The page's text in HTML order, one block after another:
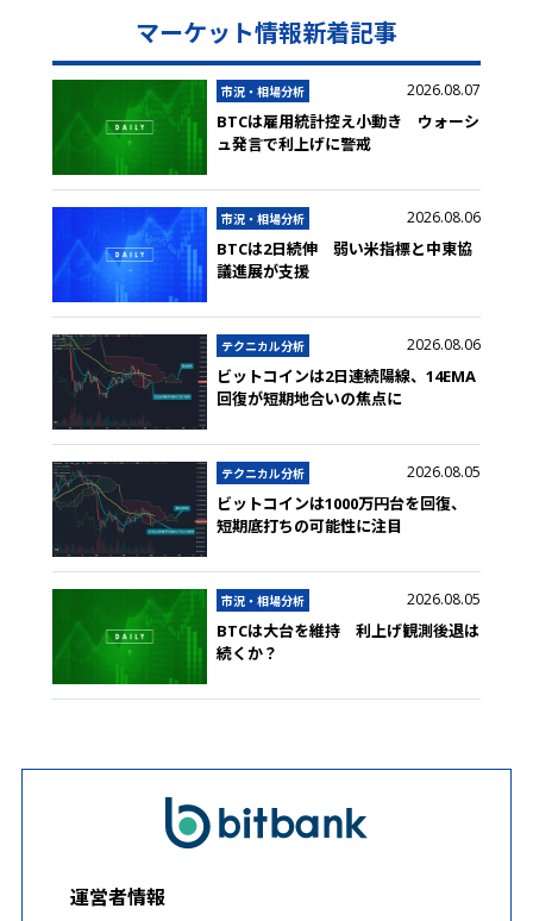
マーケット情報新着記事
市況・相場分析 2026.08.07
BTCは雇用統計控え小動き ウォーシ
ュ発言で利上げに警戒
市況・相場分析 2026.08.06
BTCは2日続伸 弱い米指標と中東協
議進展が支援
テクニカル分析 2026.08.06
ビットコインは2日連続陽線、14EMA
回復が短期地合いの焦点に
テクニカル分析 2026.08.05
ビットコインは1000万円台を回復、
短期底打ちの可能性に注目
市況・相場分析 2026.08.05
BTCは大台を維持 利上げ観測後退は
続くか？
運営者情報